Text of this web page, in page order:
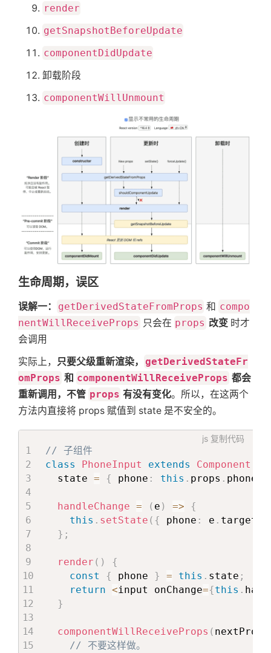
页
签
关
于
搜
render
getSnapshotBeforeUpdate
componentDidUpdate
卸载阶段
componentWillUnmount
生命周期，误区
误解一： getDerivedStateFromProps 和 compo
nentWillReceiveProps 只会在 props 改变时才
会调用
实际上， 只要父级重新渲染，
getDerivedStateFr
omProps 和 componentWillReceiveProps 都会
重新调用，不管 props 有没有变化。所以，在这两个
方法内直接将 props 赋值到 state 是不安全的。
js 复制代码
// 子组件
class
PhoneInput extends Component
  state
= { phone : this . props . phone
handleChange = ( e ) =>
{
this . setState ( { phone : e . target
} ;
render ( )
{
const
{ phone } = this . state ;
return <input onChange={this .
}
componentWillReceiveProps ( nextProps
// 不要这样做。